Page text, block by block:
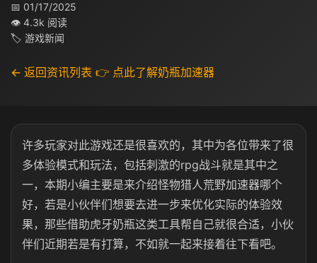
📅 01/17/2025
👁 4.3k 阅读
🏷 游戏新闻
← 返回资讯列表 👉 点此了解奶瓶加速器
许多玩家对此游戏还是很喜欢的，其中为各位带来了很
多体验模式和玩法，包括刺激的rpg战斗就是其中之
一，本期小编主要是来介绍怪物猎人荒野加速器哪个
好，若是小伙伴们想要去进一步来优化实际的体验效
果，那些借助虎牙奶瓶这类工具帮自己就很合适，小伙
伴们近期若是有打算，不如就一起来接着往下看吧。